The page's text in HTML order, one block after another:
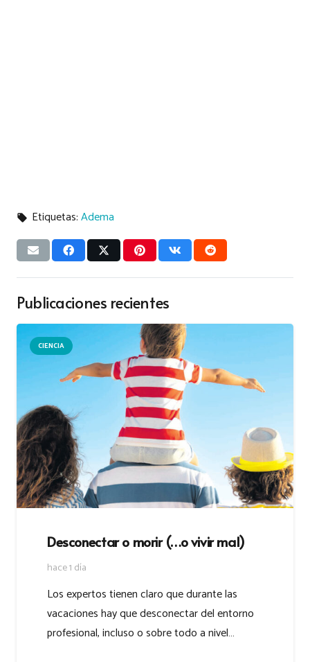
local_offer Etiquetas:Adema
Publicaciones recientes
CIENCIA
Desconectar o morir (…o vivir mal)
hace 1 día
Los expertos tienen claro que durante las
vacaciones hay que desconectar del entorno
profesional, incluso o sobre todo a nivel…